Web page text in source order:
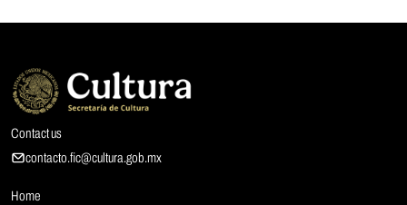
Contact us
contacto.fic@cultura.gob.mx
Home